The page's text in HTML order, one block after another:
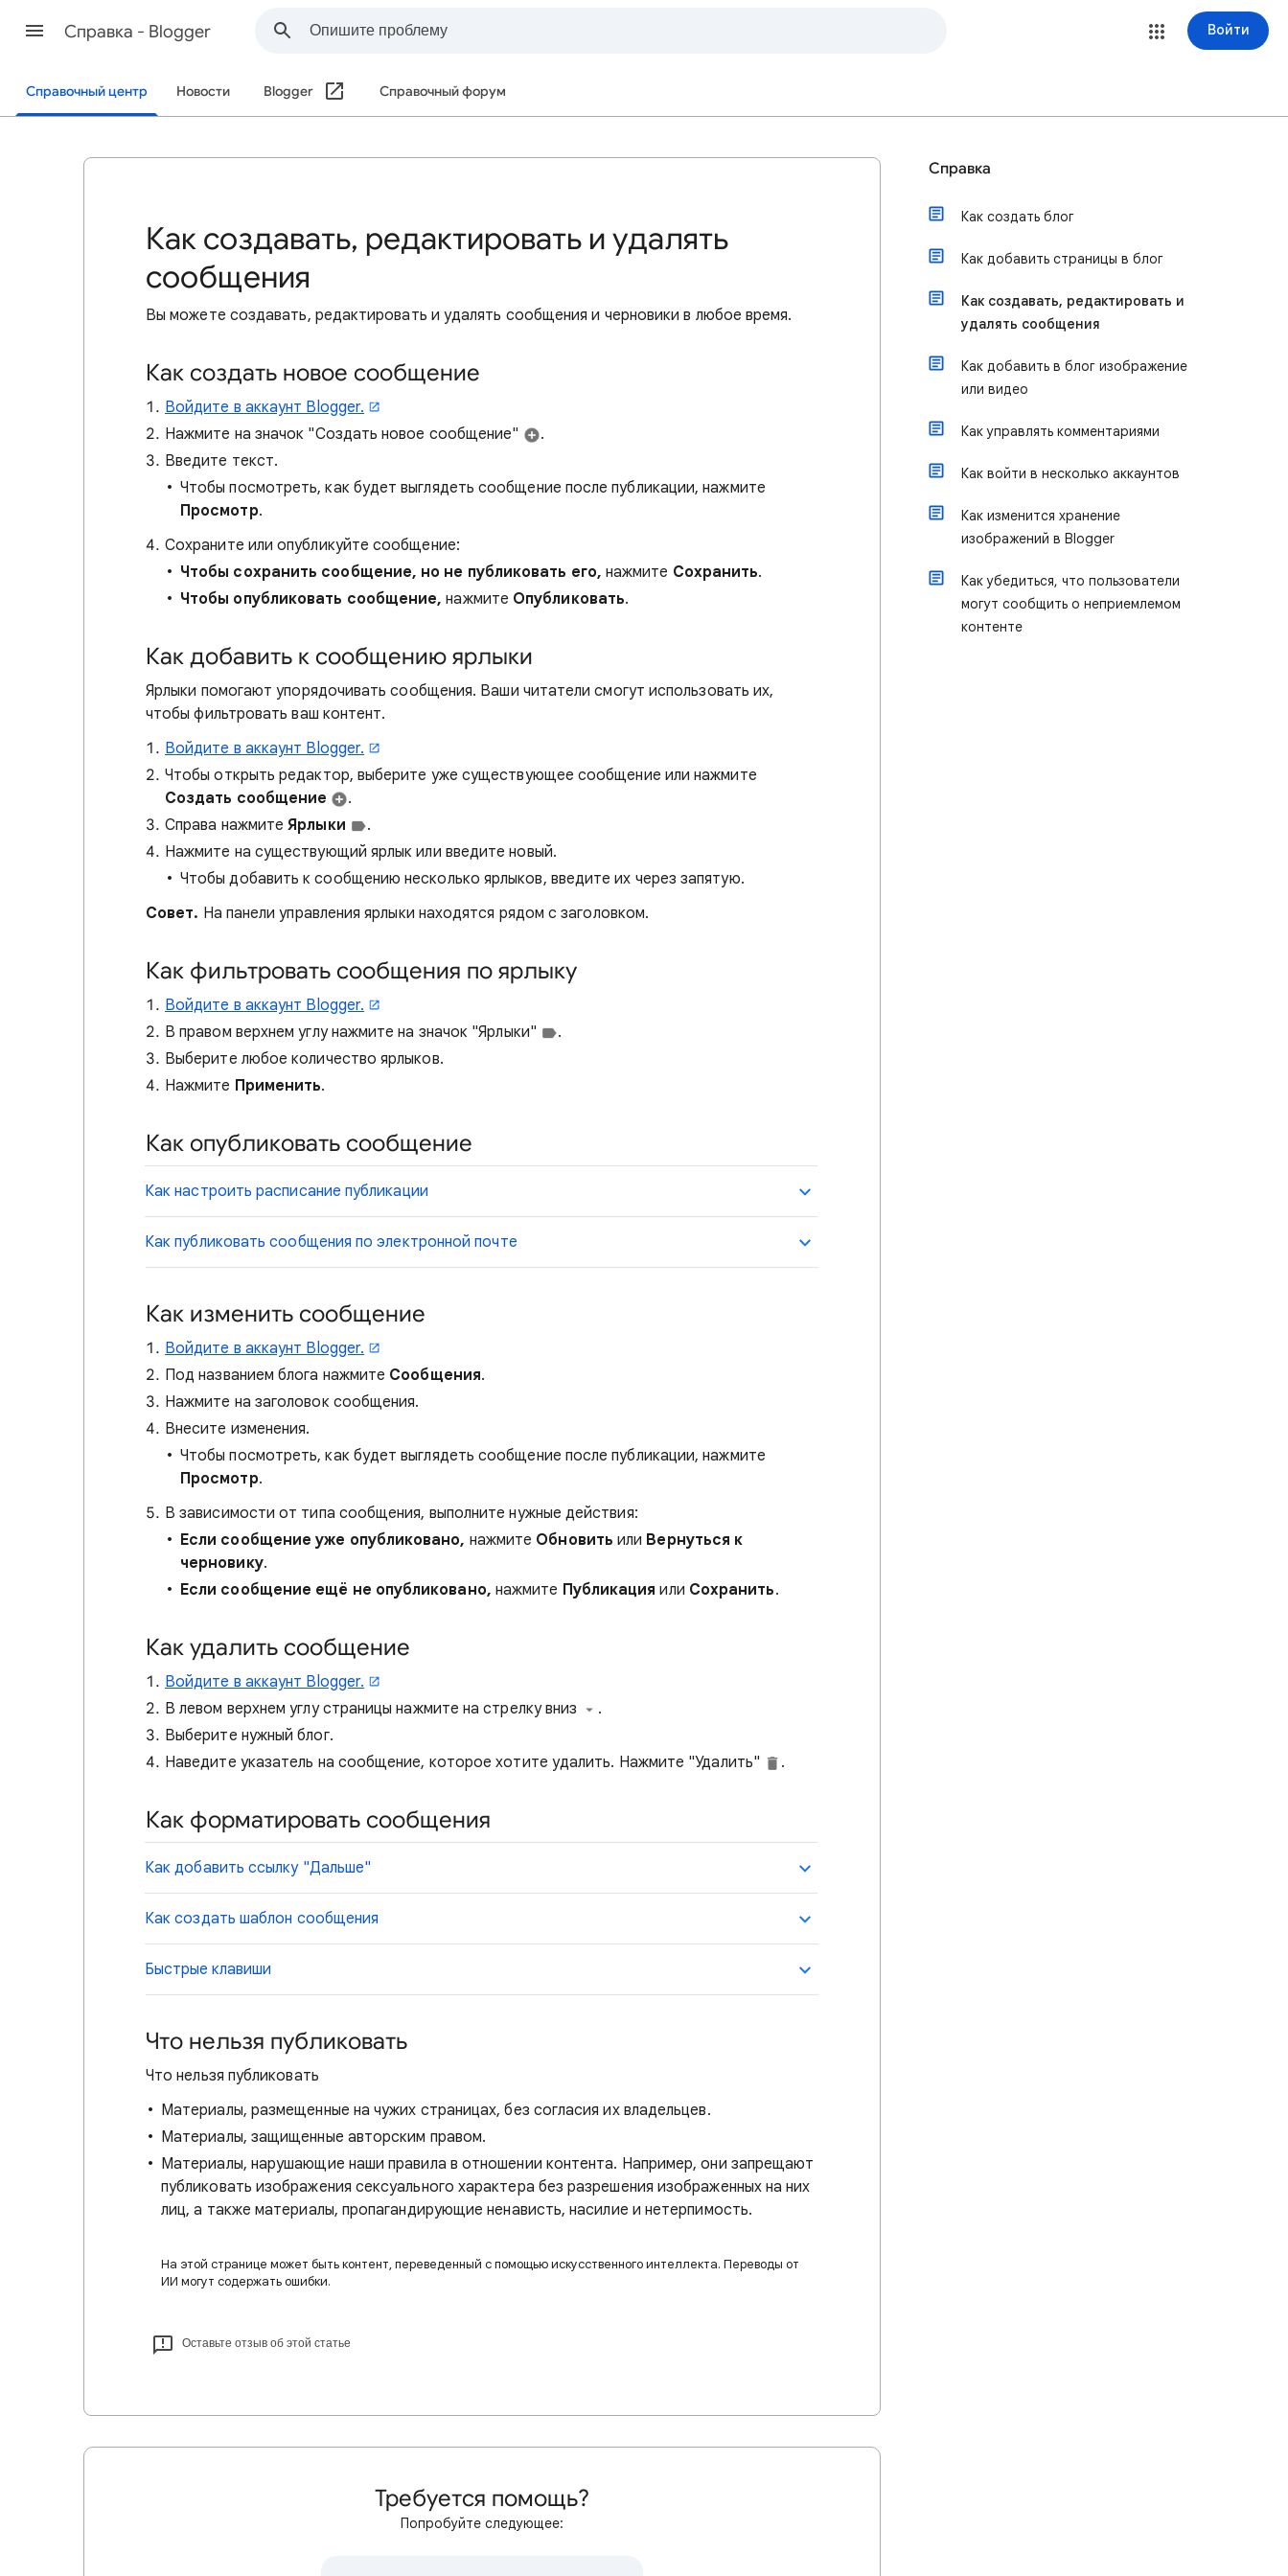
Cправка - Blogger Войти
Справочный центр Новости Blogger Справочный форум
Как создавать, редактировать и удалять
сообщения
Вы можете создавать, редактировать и удалять сообщения и черновики в любое время.
Как создать новое сообщение
Войдите в аккаунт Blogger.
Нажмите на значок "Создать новое сообщение"
.
Введите текст.
Чтобы посмотреть, как будет выглядеть сообщение после публикации, нажмите
Просмотр.
Сохраните или опубликуйте сообщение:
Чтобы сохранить сообщение, но не публиковать его, нажмите Сохранить.
Чтобы опубликовать сообщение, нажмите Опубликовать.
Как добавить к сообщению ярлыки
Ярлыки помогают упорядочивать сообщения. Ваши читатели смогут использовать их,
чтобы фильтровать ваш контент.
Войдите в аккаунт Blogger.
Чтобы открыть редактор, выберите уже существующее сообщение или нажмите
Создать сообщение
.
Справа нажмитеЯрлыки
.
Нажмите на существующий ярлык или введите новый.
Чтобы добавить к сообщению несколько ярлыков, введите их через запятую.
Совет. На панели управления ярлыки находятся рядом с заголовком.
Как фильтровать сообщения по ярлыку
Войдите в аккаунт Blogger.
В правом верхнем углу нажмите на значок "Ярлыки"
.
Выберите любое количество ярлыков.
Нажмите Применить.
Как опубликовать сообщение
Как настроить расписание публикации
Как публиковать сообщения по электронной почте
Как изменить сообщение
Войдите в аккаунт Blogger.
Под названием блога нажмите Сообщения.
Нажмите на заголовок сообщения.
Внесите изменения.
Чтобы посмотреть, как будет выглядеть сообщение после публикации, нажмите
Просмотр.
В зависимости от типа сообщения, выполните нужные действия:
Если сообщение уже опубликовано, нажмите Обновить или Вернуться к
черновику.
Если сообщение ещё не опубликовано, нажмите Публикация или Сохранить.
Как удалить сообщение
Войдите в аккаунт Blogger.
В левом верхнем углу страницы нажмите на стрелку вниз
.
Выберите нужный блог.
Наведите указатель на сообщение, которое хотите удалить. Нажмите "Удалить"
.
Как форматировать сообщения
Как добавить ссылку "Дальше"
Как создать шаблон сообщения
Быстрые клавиши
Что нельзя публиковать
Что нельзя публиковать
Материалы, размещенные на чужих страницах, без согласия их владельцев.
Материалы, защищенные авторским правом.
Материалы, нарушающие наши правила в отношении контента. Например, они запрещают
публиковать изображения сексуального характера без разрешения изображенных на них
лиц, а также материалы, пропагандирующие ненависть, насилие и нетерпимость.
На этой странице может быть контент, переведенный с помощью искусственного интеллекта. Переводы от
ИИ могут содержать ошибки.
Оставьте отзыв об этой статье
Требуется помощь?
Попробуйте следующее:
Справка
Как создать блог
Как добавить страницы в блог
Как создавать, редактировать и
удалять сообщения
Как добавить в блог изображение
или видео
Как управлять комментариями
Как войти в несколько аккаунтов
Как изменится хранение
изображений в Blogger
Как убедиться, что пользователи
могут сообщить о неприемлемом
контенте